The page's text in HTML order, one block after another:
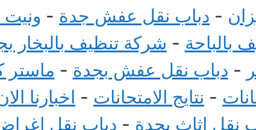
- دباب نقل عفش جدة -
بالباحة - شركة تنظيف بالبخار
- دباب نقل عفش بجدة - ماستر
- نتايج الامتحانات - اخبارنا
نقل اثاث بجدة - دباب نقل